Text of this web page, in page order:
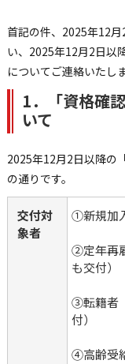
首記の件、2025年12
い、2025年12月2日以
についてご連絡いたしま
1．「資格確
いて
2025年12月2日以降の
の通りです。
交付対
象者
①新規加
②定年再
も交付）
③転籍者
付）
④高齢受